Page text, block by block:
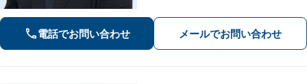
えて諦める前に、まずはあなたのご希
望をお聞かせください【休日・夜間相
電話でお問い合わせ メールでお問い合わせ